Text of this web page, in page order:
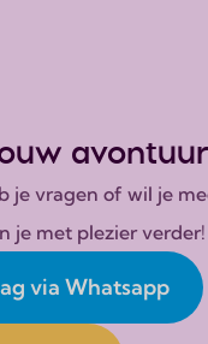
vragen of wil je
je met plezier verder!
via Whatsapp